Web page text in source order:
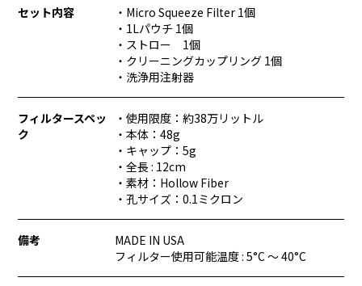
セット内容
・Micro Squeeze Filter 1個
・1Lパウチ 1個
・ストロー 1個
・クリーニングカップリング 1個
・洗浄用注射器
フィルタースペッ
ク
・使用限度：約38万リットル
・本体：48g
・キャップ：5g
・全長 : 12cm
・素材：Hollow Fiber
・孔サイズ：0.1ミクロン
備考
MADE IN USA
フィルター使用可能温度 : 5°C 〜 40°C